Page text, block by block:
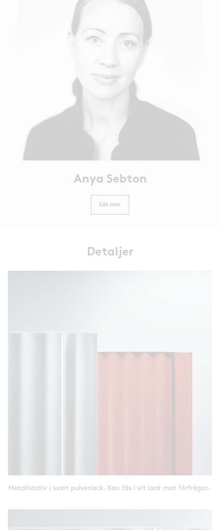
Anya Sebton
Läs mer
Detaljer
Metallstativ i svart pulverlack. Kan fås i vit lack mot förfrågan.